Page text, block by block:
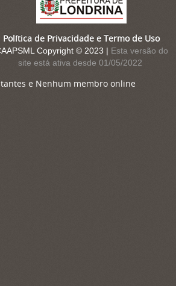
Política de Privacidade e Termo de Uso
Copyright © 2023 | Esta versão do
site está ativa desde 01/05/2022
e Nenhum membro online